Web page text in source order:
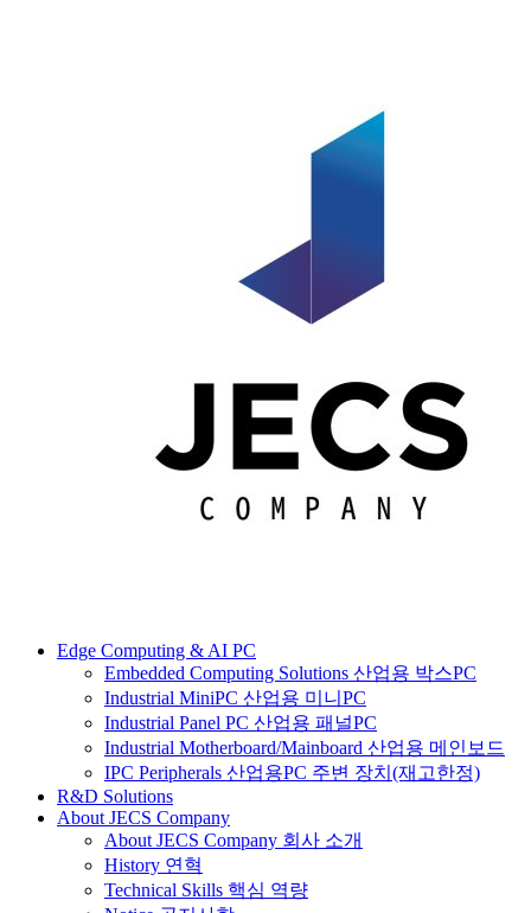
Edge Computing & AI PC
Embedded Computing Solutions 산업용 박스PC
Industrial MiniPC 산업용 미니PC
Industrial Panel PC 산업용 패널PC
Industrial Motherboard/Mainboard 산업용 메인보드
IPC Peripherals 산업용PC 주변 장치(재고한정)
R&D Solutions
About JECS Company
About JECS Company 회사 소개
History 연혁
Technical Skills 핵심 역량